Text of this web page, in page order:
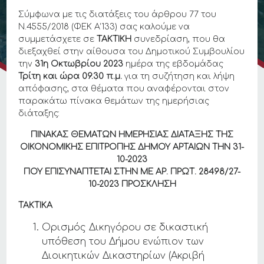
Σύμφωνα με τις διατάξεις του άρθρου 77 του
Ν.4555/2018 (ΦΕΚ Α’133) σας καλούμε να
συμμετάσχετε σε ΤΑΚΤΙΚΗ συνεδρίαση, που θα
διεξαχθεί στην αίθουσα του Δημοτικού Συμβουλίου
την 31η Οκτωβρίου 2023 ημέρα της εβδομάδας
Τρίτη και ώρα 09.30 π.μ.για τη συζήτηση και λήψη
απόφασης, στα θέματα που αναφέρονται στον
παρακάτω πίνακα θεμάτων της ημερήσιας
διάταξης:
ΠΙΝΑΚΑΣ ΘΕΜΑΤΩΝ ΗΜΕΡΗΣΙΑΣ ΔΙΑΤΑΞΗΣ ΤΗΣ
ΟΙΚΟΝΟΜΙΚΗΣ ΕΠΙΤΡΟΠΗΣ ΔΗΜΟΥ ΑΡΤΑΙΩΝ THN 31-
10-2023
ΠΟΥ ΕΠΙΣΥΝΑΠΤΕΤΑΙ ΣΤΗΝ ΜΕ ΑΡ. ΠΡΩΤ. 28498/27-
10-2023ΠΡΟΣΚΛΗΣΗ
ΤΑΚΤΙΚΑ
Ορισμός Δικηγόρου σε δικαστική
υπόθεση του Δήμου ενώπιον των
Διοικητικών Δικαστηρίων (Ακριβή